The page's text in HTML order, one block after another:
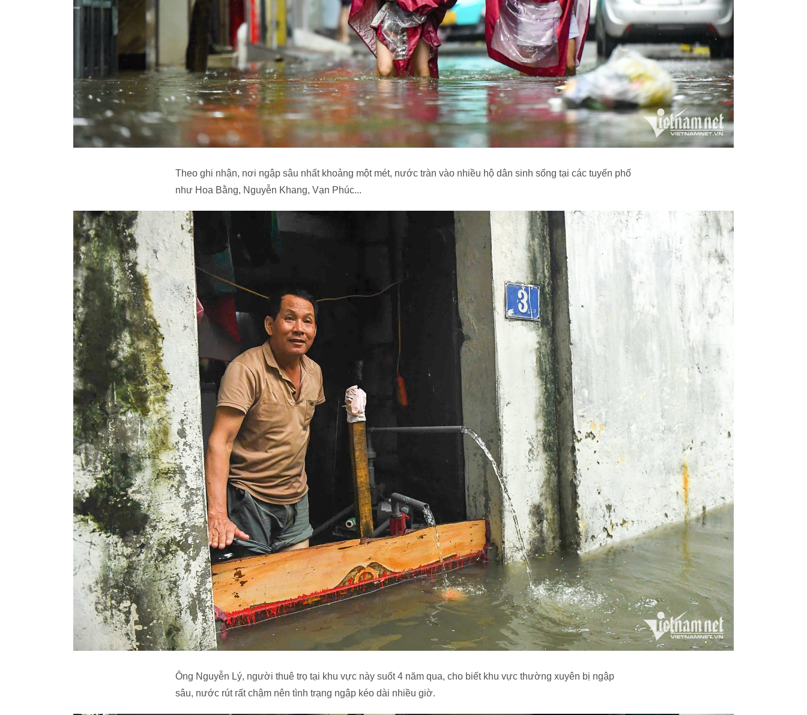
Theo ghi nhận, nơi ngập sâu nhất khoảng một mét, nước tràn vào nhiều hộ dân sinh sống tại các tuyến phố
như Hoa Bằng, Nguyễn Khang, Vạn Phúc...
Ông Nguyễn Lý, người thuê trọ tại khu vực này suốt 4 năm qua, cho biết khu vực thường xuyên bị ngập
sâu, nước rút rất chậm nên tình trạng ngập kéo dài nhiều giờ.